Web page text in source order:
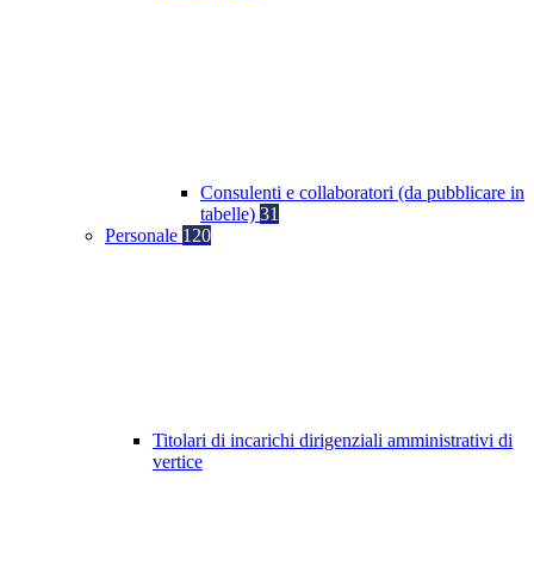
Consulenti e collaboratori (da pubblicare in
tabelle) 31
Personale 120
Titolari di incarichi dirigenziali amministrativi di
vertice